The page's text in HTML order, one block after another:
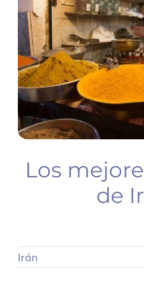
BUCEO
PLANIFICA TU VIAJE
Los
de
Irán